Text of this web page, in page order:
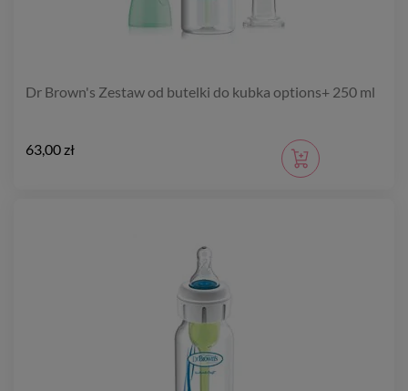
Dr Brown's Zestaw od butelki do kubka options+ 250 ml
63,00 zł